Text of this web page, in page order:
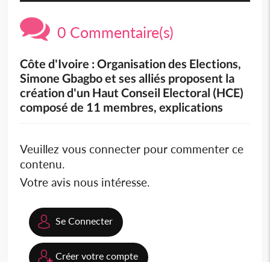
0 Commentaire(s)
Côte d'Ivoire : Organisation des Elections,
Simone Gbagbo et ses alliés proposent la
création d'un Haut Conseil Electoral (HCE)
composé de 11 membres, explications
Veuillez vous connecter pour commenter ce
contenu.
Votre avis nous intéresse.
Se Connecter
Créer votre compte